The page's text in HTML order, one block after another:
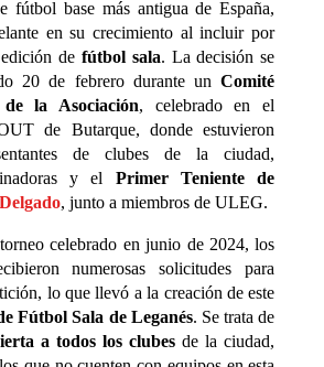
fútbol base más antigua de España,
en su crecimiento al incluir por
de fútbol sala. La decisión se
20 de febrero durante unComité
la Asociación, celebrado en el
de Butarque, donde estuvieron
de clubes de la ciudad,
y el Primer Teniente de
, junto a miembros de ULEG.
celebrado en junio de 2024, los
numerosas solicitudes para
lo que llevó a la creación de este
Fútbol Sala de Leganés. Se trata de
a todos los clubes de la ciudad,